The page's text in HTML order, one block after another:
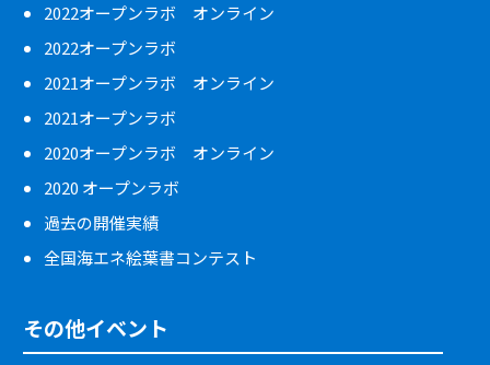
2022オープンラボ オンライン
2022オープンラボ
2021オープンラボ オンライン
2021オープンラボ
2020オープンラボ オンライン
2020 オープンラボ
過去の開催実績
全国海エネ絵葉書コンテスト
その他イベント